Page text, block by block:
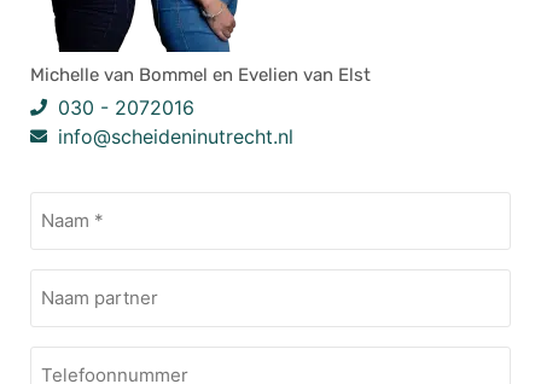
Michelle van Bommel en Evelien van Elst
030 - 2072016
info@scheideninutrecht.nl
Naam
(Vereist)
Naam
extra
Telefoonnummer